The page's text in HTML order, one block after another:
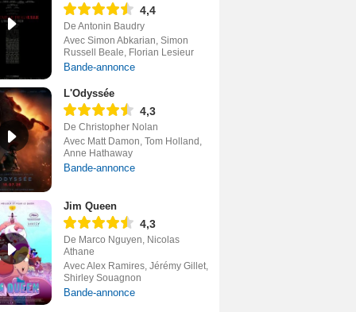
4,4
De Antonin Baudry
Avec Simon Abkarian, Simon
Russell Beale, Florian Lesieur
Bande-annonce
L'Odyssée
4,3
De Christopher Nolan
Avec Matt Damon, Tom Holland,
Anne Hathaway
Bande-annonce
Jim Queen
4,3
De Marco Nguyen, Nicolas
Athane
Avec Alex Ramires, Jérémy Gillet,
Shirley Souagnon
Bande-annonce